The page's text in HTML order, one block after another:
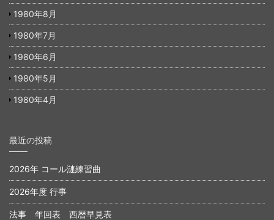
1980年8月
1980年7月
1980年6月
1980年5月
1980年4月
最近の投稿
2026年 コール漣練習曲
2026年度 行事
法事 年回表 西暦早見表